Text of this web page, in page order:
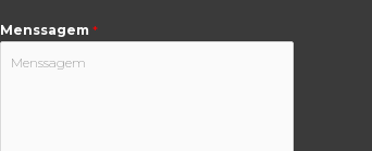
Menssagem *